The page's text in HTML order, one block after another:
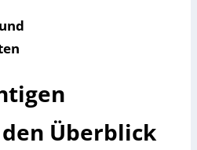
Überblick